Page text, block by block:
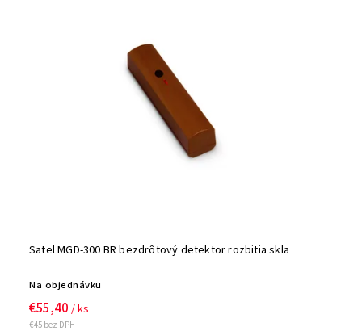
Satel MGD-300 BR bezdrôtový detektor rozbitia skla
Na objednávku
€45 bez DPH
€55,40 / ks